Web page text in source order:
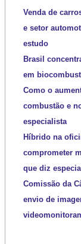
Venda de
e setor
estudo
Brasil
em
Como o
combustão e
especialista
Híbrido na
comprometer
que diz
Comissão da
envio de